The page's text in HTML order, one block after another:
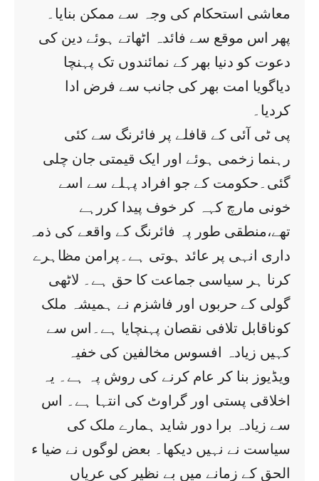
معاشی استحکام کی وجہ سے ممکن بنایا۔
پھر اس موقع سے فائدہ اٹھاتے ہوئے دین کی
دعوت کو دنیا بھر کے نمائندوں تک پہنچا
دیاگویا امت بھر کی جانب سے فرض ادا
کردیا۔
پی ٹی آئی کے قافلے پر فائرنگ سے کئی
رہنما زخمی ہوئے اور ایک قیمتی جان چلی
گئی۔حکومت کے جو افراد پہلے سے اسے
خونی مارچ کہہ کر خوف پیدا کررہے
تھے،منطقی طور پہ فائرنگ کے واقعے کی ذمہ
داری انہی پر عائد ہوتی ہے۔پرامن مظاہرے
کرنا ہر سیاسی جماعت کا حق ہے۔ لاٹھی
گولی کے حربوں اور فاشزم نے ہمیشہ ملک
کوناقابل تلافی نقصان پہنچایا ہے۔اس سے
کہیں زیادہ افسوس مخالفین کی خفیہ
ویڈیوز بنا کر عام کرنے کی روش پہ ہے۔ یہ
اخلاقی پستی اور گراوٹ کی انتہا ہے۔ اس
سے زیادہ برا دور شاید ہمارے ملک کی
سیاست نے نہیں دیکھا۔ بعض لوگوں نے ضیا ء
الحق کے زمانے میں بے نظیر کی عریاں